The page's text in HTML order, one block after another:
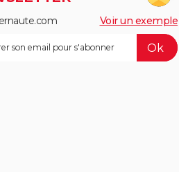
Voir un exemple